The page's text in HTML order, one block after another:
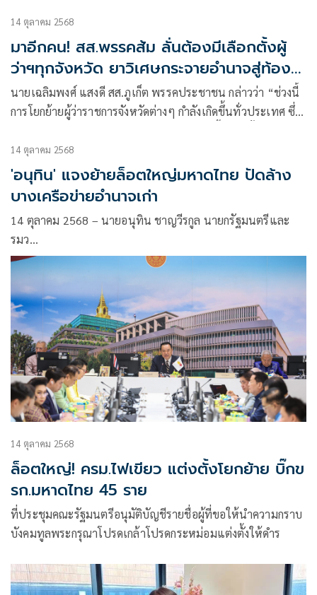
14 ตุลาคม 2568
มาอีกคน! สส.พรรคส้ม ลั่นต้องมีเลือกตั้งผู้
ว่าฯทุกจังหวัด ยาวิเศษกระจายอำนาจสู่ท้อง
ถิ่น
นายเฉลิมพงศ์ แสงดี สส.ภูเก็ต พรรคประชาชน กล่าวว่า “ช่วงนี้
การโยกย้ายผู้ว่าราชการจังหวัดต่างๆ กำลังเกิดขึ้นทั่วประเทศ ซึ่ง
เปลี่ยนรัฐบาล แต่สำหรับผมแล้วอดไม่ได้จริงๆ ครับ ที่จะมอง
ปรากฏการณ์นี้ที่เกิดขึ้นทุกปีด้วยความอนาถใจ
14 ตุลาคม 2568
'อนุทิน' แจงย้ายล็อตใหญ่มหาดไทย ปัดล้าง
บางเครือข่ายอำนาจเก่า
14 ตุลาคม 2568 – นายอนุทิน ชาญวีรกูล นายกรัฐมนตรีและ
รมว…
14 ตุลาคม 2568
ล็อตใหญ่! ครม.ไฟเขียว แต่งตั้งโยกย้าย บิ๊กข
รก.มหาดไทย 45 ราย
ที่ประชุมคณะรัฐมนตรีอนุมัติบัญชีรายชื่อผู้ที่ขอให้นำความกราบ
บังคมทูลพระกรุณาโปรดเกล้าโปรดกระหม่อมแต่งตั้งให้ดำร